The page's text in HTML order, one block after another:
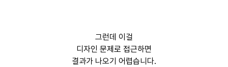
그런데 이걸
디자인 문제로 접근하면
결과가 나오기 어렵습니다.